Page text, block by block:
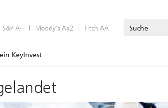
S&P A+ | Moody’s Aa2 | Fitch AA
KeyInvest